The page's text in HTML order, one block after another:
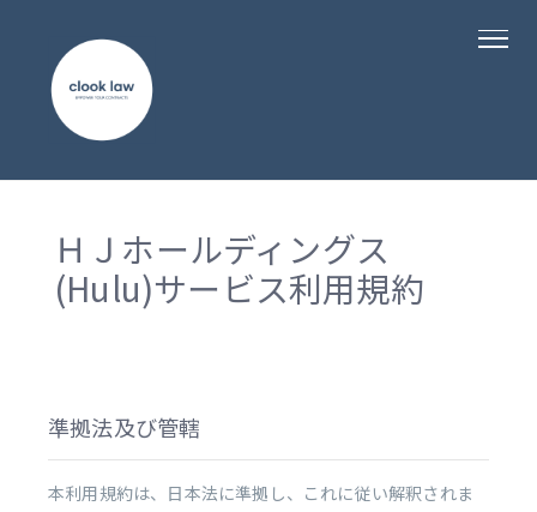
ＨＪホールディングス
(Hulu)サービス利用規約
準拠法及び管轄
本利用規約は、日本法に準拠し、これに従い解釈されま